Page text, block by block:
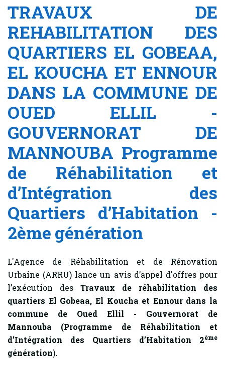
TRAVAUX DE
REHABILITATION DES
QUARTIERS EL GOBEAA,
EL KOUCHA ET ENNOUR
DANS LA COMMUNE DE
OUED ELLIL -
GOUVERNORAT DE
MANNOUBA Programme
de Réhabilitation et
d’Intégration des
Quartiers d’Habitation -
2ème génération
L'Agence de Réhabilitation et de Rénovation
Urbaine (ARRU) lance un avis d’appel d'offres pour
l’exécution des Travaux de réhabilitation des
quartiers El Gobeaa, El Koucha et Ennour dans la
commune de Oued Ellil - Gouvernorat de
Mannouba (Programme de Réhabilitation et
d’Intégration des Quartiers d’Habitation 2ème
génération).